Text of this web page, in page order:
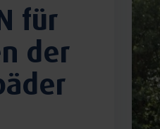
für
der